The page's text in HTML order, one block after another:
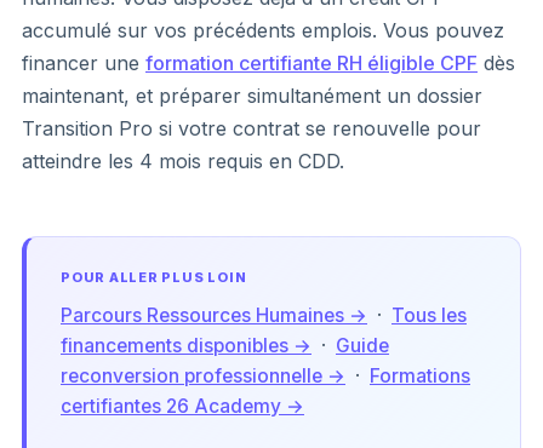
accumulé sur vos précédents emplois. Vous pouvez
financer une formation certifiante RH éligible CPF dès
maintenant, et préparer simultanément un dossier
Transition Pro si votre contrat se renouvelle pour
atteindre les 4 mois requis en CDD.
POUR ALLER PLUS LOIN
Parcours Ressources Humaines → · Tous les
financements disponibles → · Guide
reconversion professionnelle → · Formations
certifiantes 26 Academy →